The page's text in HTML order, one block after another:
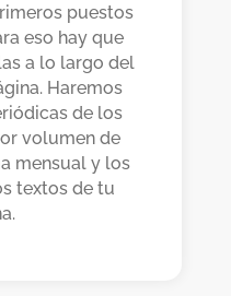
puestos
eso hay que
a lo largo del
Haremos
de los
volumen de
mensual y los
textos de tu